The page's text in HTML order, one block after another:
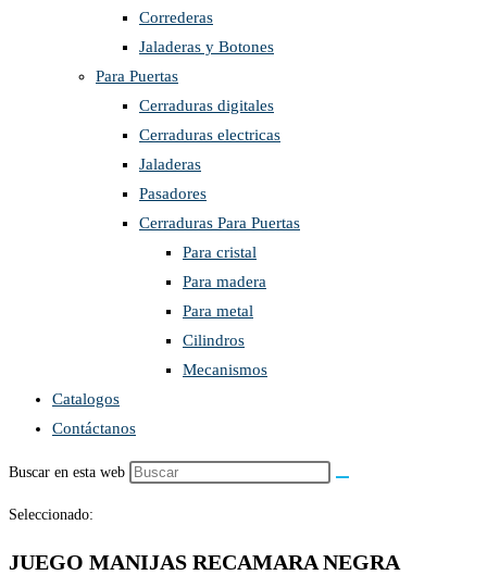
Correderas
Jaladeras y Botones
Para Puertas
Cerraduras digitales
Cerraduras electricas
Jaladeras
Pasadores
Cerraduras Para Puertas
Para cristal
Para madera
Para metal
Cilindros
Mecanismos
Catalogos
Contáctanos
Buscar en esta web
Seleccionado:
JUEGO MANIJAS RECAMARA NEGRA